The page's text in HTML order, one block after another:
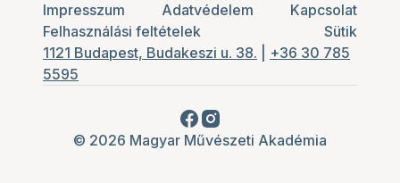
Impresszum Adatvédelem
Kapcsolat
Felhasználási feltételek
Sütik
1121 Budapest, Budakeszi u. 38.
+36 30 785
5595
© 2026 Magyar Művészeti Akadémia